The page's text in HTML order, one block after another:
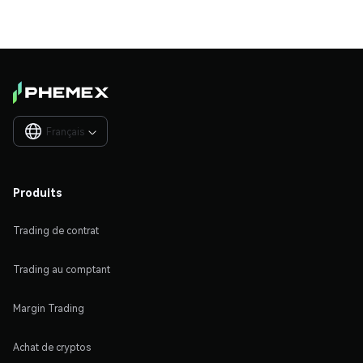
Français 
Produits
Trading de contrat
Trading au comptant
Margin Trading
Achat de cryptos